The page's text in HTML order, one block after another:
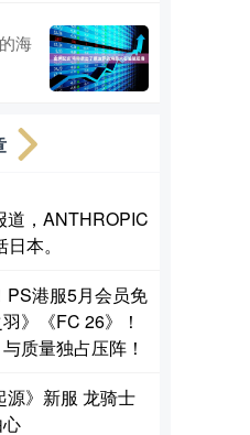
海
道，ANTHROPIC
本。
PS港服5月会员免
》《FC 26》！
质量独占压阵！
源》新服 龙骑士